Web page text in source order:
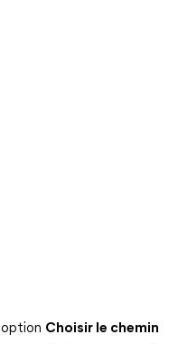
Choisir le chemin